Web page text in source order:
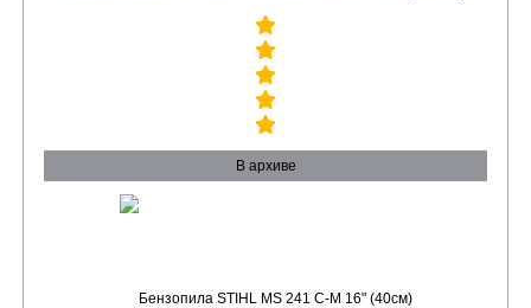
В архиве